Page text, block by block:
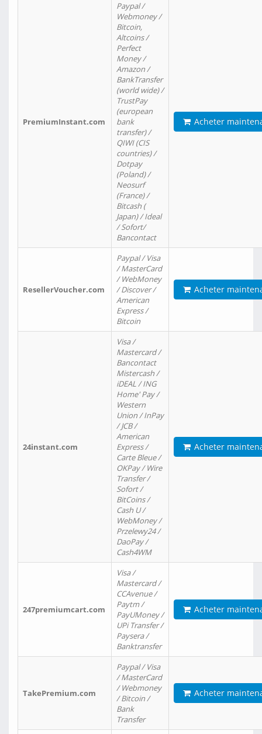
PremiumInstant.com
Paypal /
Webmoney /
Bitcoin,
Altcoins /
Perfect
Money /
Amazon /
BankTransfer
(world wide) /
TrustPay
(european
bank
transfer) /
QIWI (CIS
countries) /
Dotpay
(Poland) /
Neosurf
(France) /
Bitcash (
Japan) / Ideal
/ Sofort/
Bancontact
Acheter
ResellerVoucher.com
Paypal / Visa
/ MasterCard
/ WebMoney
/ Discover /
American
Express /
Bitcoin
Acheter
24instant.com
Visa /
Mastercard /
Bancontact
Mistercash /
iDEAL / ING
Home' Pay /
Western
Union / InPay
/ JCB /
American
Express /
Carte Bleue /
OKPay / Wire
Transfer /
Sofort /
BitCoins /
Cash U /
WebMoney /
Przelewy24 /
DaoPay /
Cash4WM
Acheter
247premiumcart.com
Visa /
Mastercard /
CCAvenue /
Paytm /
PayUMoney /
UPi Transfer /
Paysera /
Banktransfer
Acheter
TakePremium.com
Paypal / Visa
/ MasterCard
/ Webmoney
/ Bitcoin /
Bank
Transfer
Acheter